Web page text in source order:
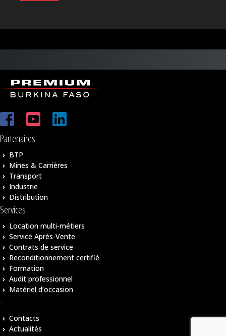
Partenaires
BTP
Mines & Carrières
Transport
Industrie
Distribution
Services
Location multi-métiers
Service Après-Vente
Contrats de service
Reconditionnement certifié
Formation
Audit professionnel
Matériel d’occasion
–
Contacts
Actualités